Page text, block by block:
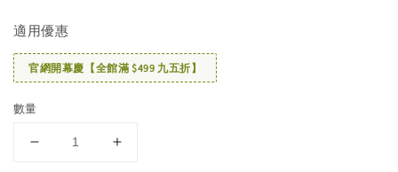
適用優惠
官網開幕慶【全館滿 $499 九五折】
數量